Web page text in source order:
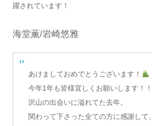
躍されています！
海堂薫/岩崎悠雅
あけましておめでとうございます！
今年1年も皆様宜しくお願いします！！
沢山の出会いに溢れてた去年。
関わって下さった全ての方に感謝して、